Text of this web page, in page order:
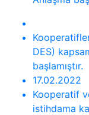
DES)
başlamıştır.
17.02.2022
Kooperatif
istihdama